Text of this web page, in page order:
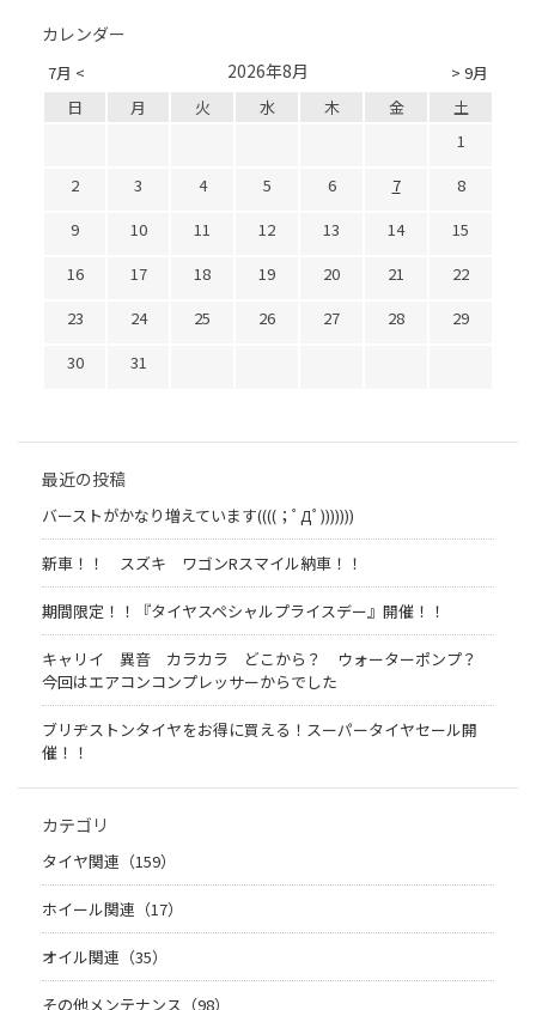
カレンダー
7月 < > 9月
2026年8月
日 月 火 水 木 金
土
1
2
3 4 5 6 7
8
9
10 11 12 13 14
15
16
17 18 19 20 21
22
23
24 25 26 27 28
29
30
31
最近の投稿
バーストがかなり増えています((((；ﾟДﾟ)))))))
新車！！ スズキ ワゴンRスマイル納車！！
期間限定！！『タイヤスペシャルプライスデー』開催！！
キャリイ 異音 カラカラ どこから？ ウォーターポンプ？
今回はエアコンコンプレッサーからでした
ブリヂストンタイヤをお得に買える！スーパータイヤセール開
催！！
カテゴリ
タイヤ関連（159）
ホイール関連（17）
オイル関連（35）
その他メンテナンス（98）